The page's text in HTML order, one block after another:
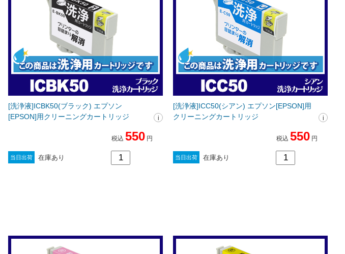
[洗浄液]ICBK50(ブラック) エプソン
[EPSON]用クリーニングカートリッジ
税込 550 円
当日出荷 在庫あり
[洗浄液]ICC50(シアン) エプソン[EPSON]用
クリーニングカートリッジ
税込 550 円
当日出荷 在庫あり